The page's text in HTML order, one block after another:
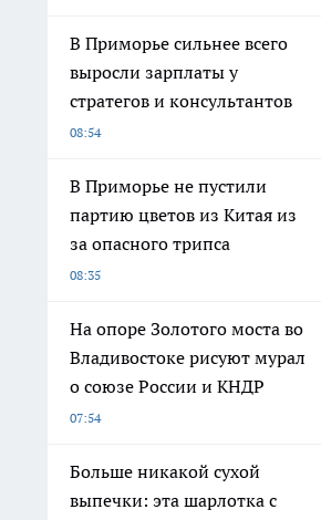
В Приморье сильнее всего
выросли зарплаты у
стратегов и консультантов
08:54
В Приморье не пустили
партию цветов из Китая из
за опасного трипса
08:35
На опоре Золотого моста во
Владивостоке рисуют мурал
о союзе России и КНДР
07:54
Больше никакой сухой
выпечки: эта шарлотка с